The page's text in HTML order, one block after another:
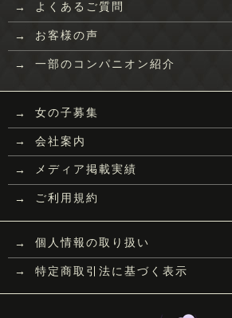
よくあるご質問
お客様の声
一部のコンパニオン紹介
女の子募集
会社案内
メディア掲載実績
ご利用規約
個人情報の取り扱い
特定商取引法に基づく表示